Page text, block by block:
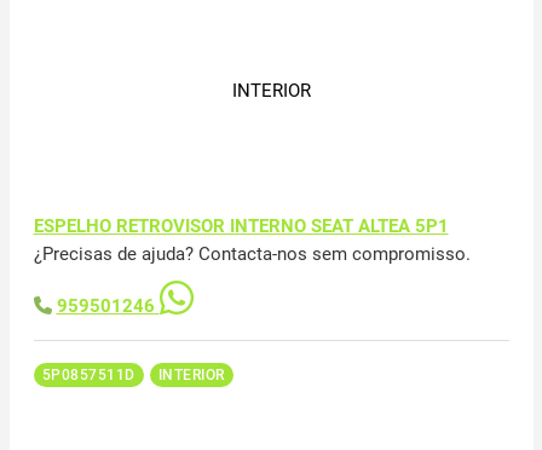
INTERIOR
ESPELHO RETROVISOR INTERNO SEAT ALTEA 5P1
¿Precisas de ajuda? Contacta-nos sem compromisso.
959501246
5P0857511D INTERIOR